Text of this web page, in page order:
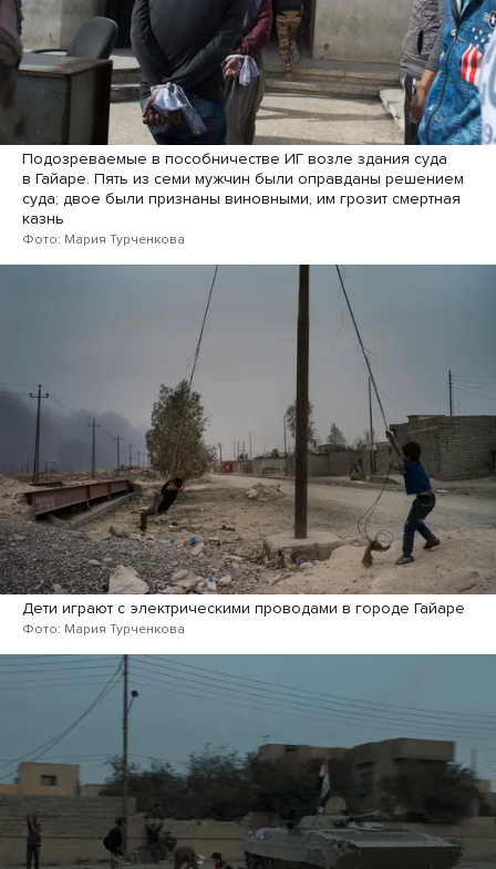
Подозреваемые в пособничестве ИГ возле здания суда
в Гайаре. Пять из семи мужчин были оправданы решением
суда; двое были признаны виновными, им грозит смертная
казнь
Фото: Мария Турченкова
Дети играют с электрическими проводами в городе Гайаре
Фото: Мария Турченкова